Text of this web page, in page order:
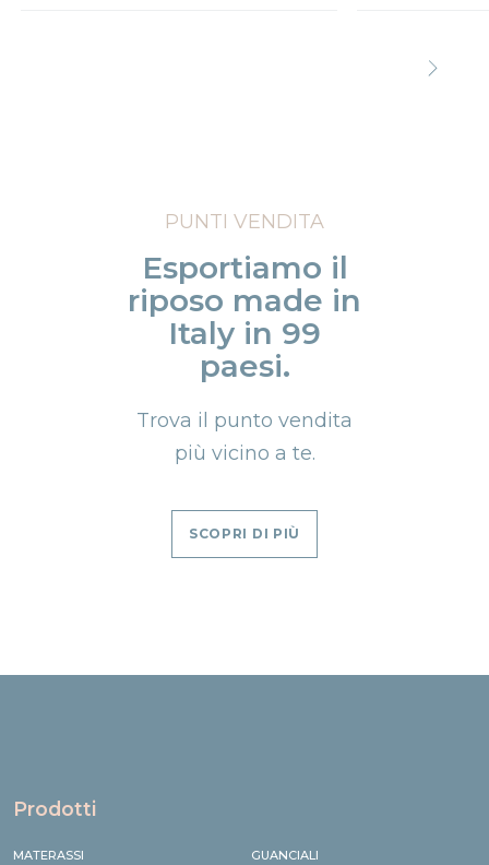
PUNTI VENDITA
Esportiamo il
riposo made in
Italy in 99
paesi.
Trova il punto vendita
più vicino a te.
SCOPRI DI PIÙ
Prodotti
MATERASSI GUANCIALI